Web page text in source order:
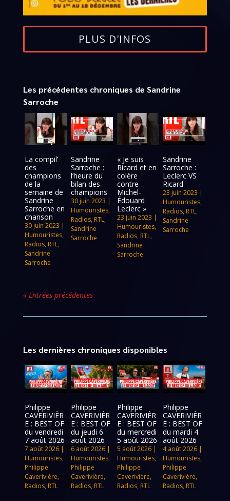
PLUS D'INFOS
Les précédentes chroniques de Sandrine
Sarroche
La compil’
des
champions
de la
semaine de
Sandrine
Sarroche en
chanson
30 juin 2023 |
Humouristes,
Radios, RTL,
Sandrine
Sarroche
Sandrine
Sarroche :
l’heure du
bilan des
champions
30 juin 2023 |
Humouristes,
Radios, RTL,
Sandrine
Sarroche
« Je suis
Ricard et en
colère
contre
Michel-
Édouard
Leclerc »
23 juin 2023 |
Humouristes,
Radios, RTL,
Sandrine
Sarroche
Sandrine
Sarroche :
Leclerc VS
Ricard
23 juin 2023 |
Humouristes,
Radios, RTL,
Sandrine
Sarroche
« Entrées précédentes
Les dernières chroniques disponibles
Philippe
CAVERIVIÈR
E : BEST OF
du vendredi
7 août 2026
7 août 2026 |
Humouristes,
Philippe
Caverivière,
Radios, RTL
Philippe
CAVERIVIÈR
E : BEST OF
du jeudi 6
août 2026
6 août 2026|
Humouristes,
Philippe
Caverivière,
Radios, RTL
Philippe
CAVERIVIÈR
E : BEST OF
du mercredi
5 août 2026
5 août 2026|
Humouristes,
Philippe
Caverivière,
Radios, RTL
Philippe
CAVERIVIÈR
E : BEST OF
du mardi 4
août 2026
4 août 2026 |
Humouristes,
Philippe
Caverivière,
Radios, RTL